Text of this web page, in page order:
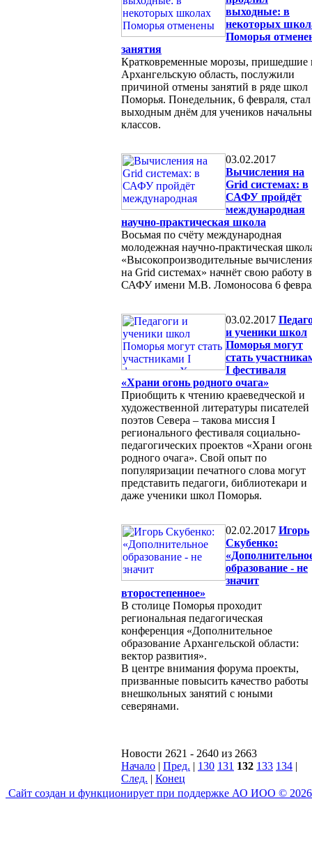
выходные: в
некоторых
Поморья
занятия
Кратковременные морозы, пришедшие
Архангельскую область, послужили
причиной отмены занятий в ряде школ
Поморья. Понедельник, 6 февраля, стал
выходным днём для учеников
классов.
03.02.2017
Вычисления на
Grid системах: в
САФУ пройдёт
международная
научно-практическая школа
Восьмая по счёту международная
молодежная научно-практическая
«Высокопроизводительные
на Grid системах» начнёт свою работу в
САФУ имени М.В. Ломоносова 6
03.02.2017
и ученики школ
Поморья могут
стать
I фестиваля
«Храни огонь родного очага»
Приобщить к чтению краеведческой и
художественной литературы писателей
поэтов Севера – такова миссия I
регионального фестиваля социально-
педагогических проектов «Храни
родного очага». Свой опыт по
популяризации печатного слова могут
представить педагоги, библиотекари и
даже ученики школ Поморья.
02.02.2017 Игорь
Скубенко:
образование - не
значит
второстепенное»
В столице Поморья проходит
региональная педагогическая
конференция «Дополнительное
образование Архангельской области:
вектор развития».
В центре внимания форума проекты,
призванные повысить качество работы
внешкольных занятий с юными
северянами.
Новости 2621 - 2640 из 2663
Начало | Пред. | 130 131 132 133 134 |
След. | Конец
Сайт создан и функционирует при поддержке АО ИОО © 2026